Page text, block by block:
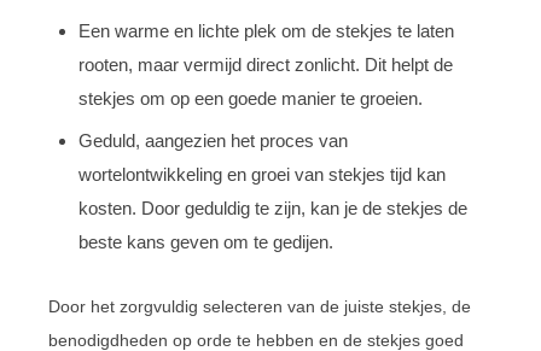
Een warme en lichte plek om de stekjes te laten
rooten, maar vermijd direct zonlicht. Dit helpt de
stekjes om op een goede manier te groeien.
Geduld, aangezien het proces van
wortelontwikkeling en groei van stekjes tijd kan
kosten. Door geduldig te zijn, kan je de stekjes de
beste kans geven om te gedijen.
Door het zorgvuldig selecteren van de juiste stekjes, de
benodigdheden op orde te hebben en de stekjes goed